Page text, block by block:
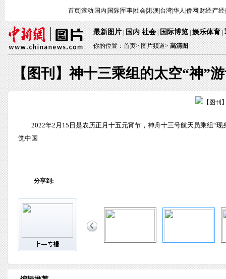
首页|滚动 国内 国际|军事|社会|港澳 台湾|华人 侨网 财经| 产经|
最新图片 | 国内·社会 | 国际博览 | 娱乐体育 |
你的位置：首页> 图片频道> 高清图
【图刊】神十三乘组的太空“神”
2022年2月15日是农历正月十五元宵节，神舟十三号航天员乘组“
觉中国
分享到: